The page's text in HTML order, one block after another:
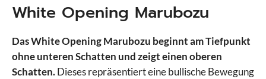
White Opening Marubozu
Das White Opening Marubozu beginnt am Tiefpunkt
ohne unteren Schatten und zeigt einen oberen
Schatten.Dieses repräsentiert eine bullische Bewegung